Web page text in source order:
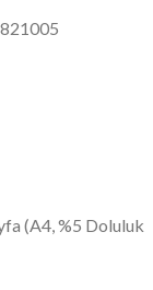
(A4, %5 Doluluk